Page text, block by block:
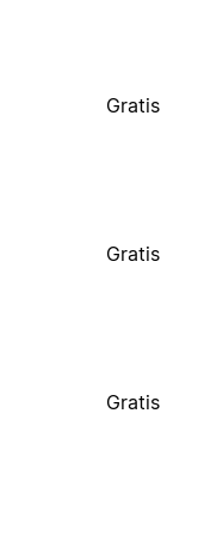
Gratis
Gratis
Gratis